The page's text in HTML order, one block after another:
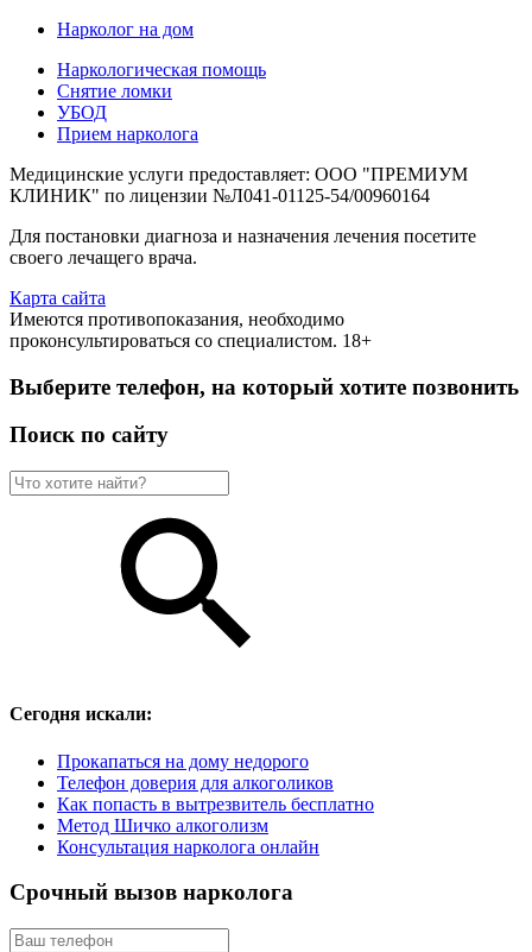
Нарколог на дом
Наркологическая помощь
Снятие ломки
УБОД
Прием нарколога
Медицинские услуги предоставляет: ООО "ПРЕМИУМ
КЛИНИК" по лицензии №Л041-01125-54/00960164
Для постановки диагноза и назначения лечения посетите
своего лечащего врача.
Карта сайта
Имеются противопоказания, необходимо
проконсультироваться со специалистом. 18+
Выберите телефон, на который хотите позвонить
Поиск по сайту
Сегодня искали:
Прокапаться на дому недорого
Телефон доверия для алкоголиков
Как попасть в вытрезвитель бесплатно
Метод Шичко алкоголизм
Консультация нарколога онлайн
Срочный вызов нарколога